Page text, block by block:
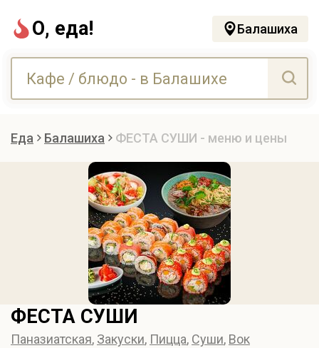
О, еда! Балашиха
Еда Балашиха ФЕСТА СУШИ - меню и цены
ФЕСТА СУШИ
Паназиатская, Закуски, Пицца, Суши, Вок